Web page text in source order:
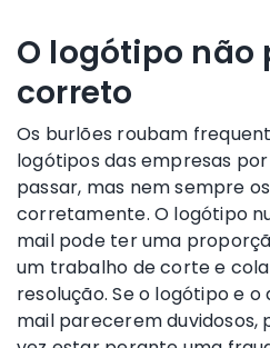
O logótipo não
correto
Os burlões roubam
logótipos das empresas
passar, mas nem sempre
corretamente. O logótipo
mail pode ter uma
um trabalho de corte e
resolução. Se o logótipo e
mail parecerem duvidosos,